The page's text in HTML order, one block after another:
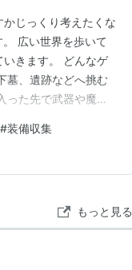
じっくり考えたくな
広い世界を歩いて
きます。 どんなゲ
墓、遺跡などへ挑む
った先で武器や魔
えることが多く、景
#装備収集
もっと見る